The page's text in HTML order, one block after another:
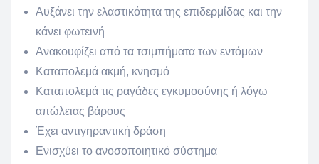
Αυξάνει την ελαστικότητα της επιδερμίδας και την
κάνει φωτεινή
Ανακουφίζει από τα τσιμπήματα των εντόμων
Καταπολεμά ακμή, κνησμό
Καταπολεμά τις ραγάδες εγκυμοσύνης ή λόγω
απώλειας βάρους
Έχει αντιγηραντική δράση
Ενισχύει το ανοσοποιητικό σύστημα